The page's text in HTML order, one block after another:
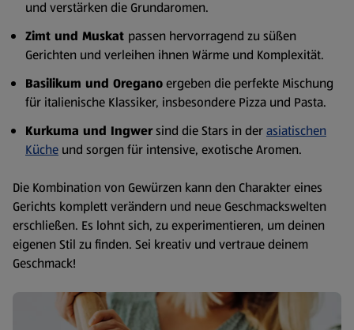
und verstärken die Grundaromen.
Zimt und Muskat passen hervorragend zu süßen
Gerichten und verleihen ihnen Wärme und Komplexität.
Basilikum und Oreganoergeben die perfekte Mischung
für italienische Klassiker, insbesondere Pizza und Pasta.
Kurkuma und Ingwersind die Stars in derasiatischen
Küche und sorgen für intensive, exotische Aromen.
Die Kombination von Gewürzen kann den Charakter eines
Gerichts komplett verändern und neue Geschmackswelten
erschließen. Es lohnt sich, zu experimentieren, um deinen
eigenen Stil zu finden. Sei kreativ und vertraue deinem
Geschmack!